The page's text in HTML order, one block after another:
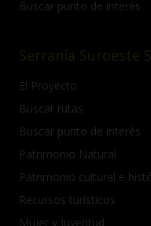
Buscar punto de interés
Serranía Suroeste
El Proyecto
Buscar rutas
Buscar punto de interés
Patrimonio Natural
Patrimonio cultural e
Recursos turísticos
Mujer y Juventud